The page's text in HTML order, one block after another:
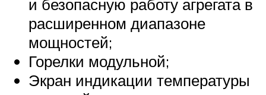
и безопасную работу агрегата в
расширенном диапазоне
мощностей;
Горелки модульной;
Экран индикации температуры